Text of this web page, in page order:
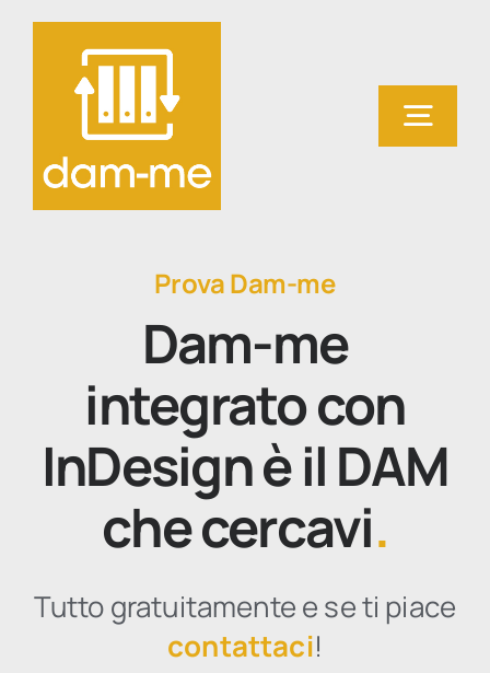
Salta
contenuto
Home
Cosa fa Dam-me
Contatti
FAQs
Prova Dam-me
Dam-me
integrato con
InDesign è il DAM
che cercavi.
Tutto gratuitamente e se ti piace
contattaci!